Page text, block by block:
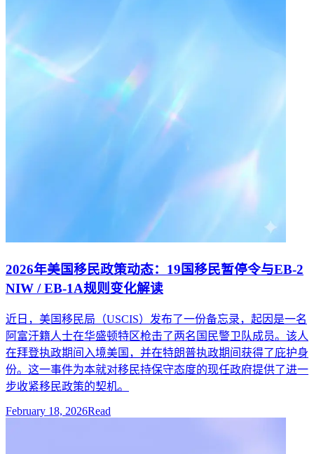
2026年美国移民政策动态：19国移民暂停令与EB-2
NIW / EB-1A规则变化解读
近日，美国移民局（USCIS）发布了一份备忘录，起因是一名
阿富汗籍人士在华盛顿特区枪击了两名国民警卫队成员。该人
在拜登执政期间入境美国，并在特朗普执政期间获得了庇护身
份。这一事件为本就对移民持保守态度的现任政府提供了进一
步收紧移民政策的契机。
February 18, 2026Read